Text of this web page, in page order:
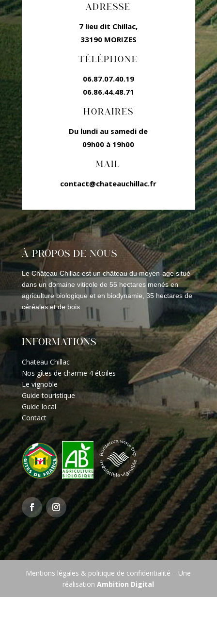
ADRESSE
7 lieu dit Chillac,
33190 MORIZES
TÉLÉPHONE
06.87.07.40.19
06.86.44.48.71
HORAIRES
Du lundi au samedi de
09h00 à 19h00
MAIL
contact@chateauchillac.fr
À PROPOS DE NOUS
Le Château Chillac est un château du moyen-age situé
dans un domaine viticole de 55 hectares menés en
agriculture biologique et en biodynamie, 35 hectares de
céréales et de bois.
INFORMATIONS
Chateau Chillac
Nos gîtes de charme 4 étoiles
Le vignoble
Guide touristique
Guide local
Contact
Mentions légales & politique de confidentialité – Une
réalisationAmbition Digital